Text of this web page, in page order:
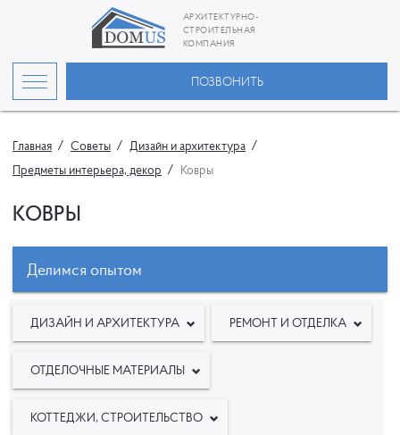
АРХИТЕКТУРНО-
СТРОИТЕЛЬНАЯ
КОМПАНИЯ
ПОЗВОНИТЬ
Главная Советы
Дизайн и архитектура
Предметы интерьера, декор
Ковры
КОВРЫ
Делимся опытом
ДИЗАЙН И АРХИТЕКТУРА РЕМОНТ И ОТДЕЛКА
ОТДЕЛОЧНЫЕ МАТЕРИАЛЫ
КОТТЕДЖИ, СТРОИТЕЛЬСТВО